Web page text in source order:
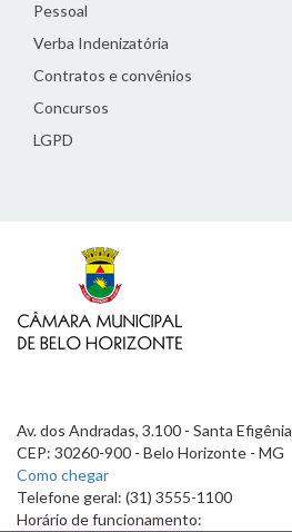
Pessoal
Verba Indenizatória
Contratos e convênios
Concursos
LGPD
Av. dos Andradas, 3.100 - Santa Efigênia
CEP: 30260-900 - Belo Horizonte - MG
Como chegar
Telefone geral: (31) 3555-1100
Horário de funcionamento: